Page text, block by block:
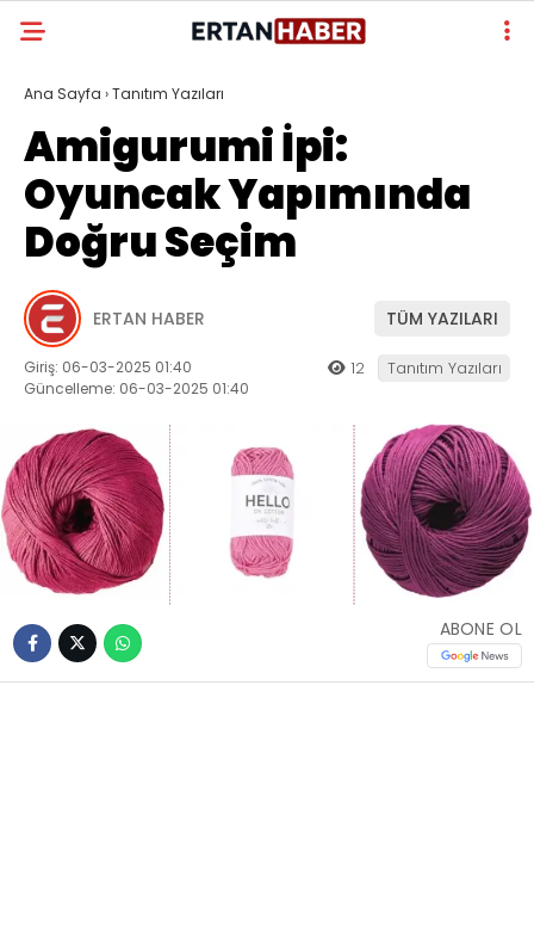
Ana Sayfa ›Tanıtım Yazıları
Amigurumi İpi:
Oyuncak Yapımında
Doğru Seçim
ERTAN HABER TÜM YAZILARI
Giriş: 06-03-2025 01:40
Güncelleme: 06-03-2025 01:40
12 Tanıtım Yazıları
ABONE OL